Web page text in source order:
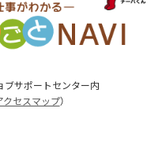
ブサポートセンター内
クセスマップ）